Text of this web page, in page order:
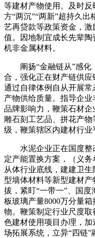
等建材产物使用。及时
方“两沉”“两新”超持久
艺再贷款等政策资金，
值。因地制宜成长先辈
机非金属材料。
阐扬“金融链从”感化
合，强化正在财产链供
通过自律体例自从开展
产物供给质量。指导企
品牌影响力，鞭策石材
雕石刻工艺品、拼花产
级，鞭策辖区内建材行业
水泥企业正在国度整
定产能置换方案，（义
从体行业底线，建建卫
型墙体材料等新型建材
拔，紧盯“一带一”、国
板玻璃产量8000万分量
物。鞭策制定行业尺度
色建材使用项目办理，
场拓展系统，立异“四链